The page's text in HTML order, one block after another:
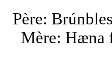
Père:
Mère: